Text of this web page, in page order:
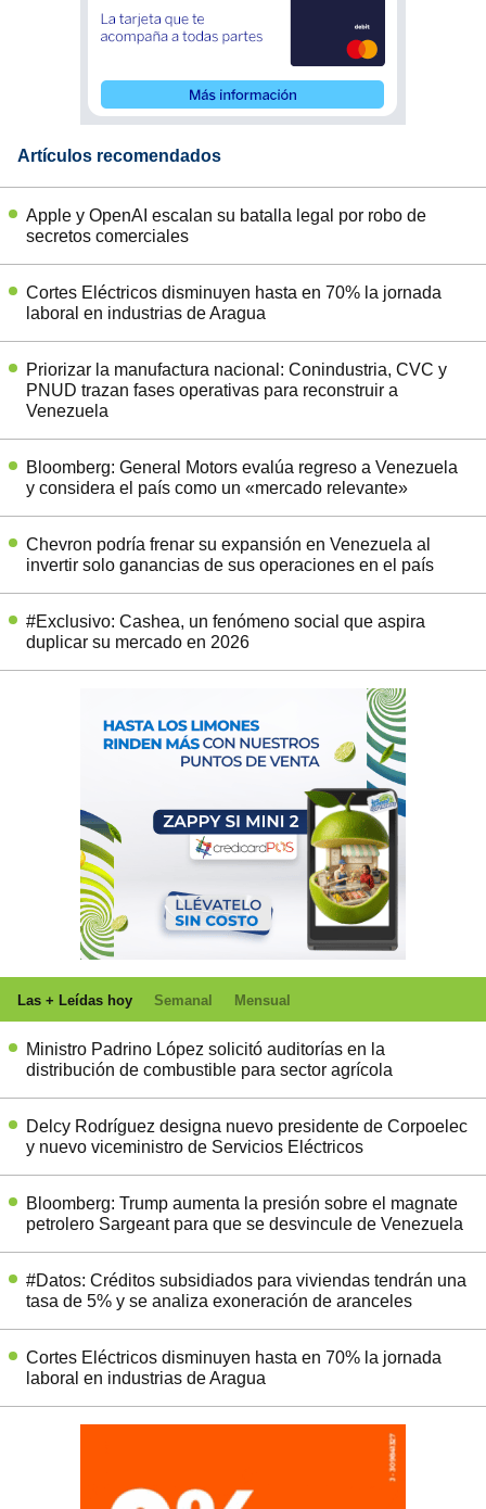
Artículos recomendados
Apple y OpenAI escalan su batalla legal por robo de
secretos comerciales
Cortes Eléctricos disminuyen hasta en 70% la jornada
laboral en industrias de Aragua
Priorizar la manufactura nacional: Conindustria, CVC y
PNUD trazan fases operativas para reconstruir a
Venezuela
Bloomberg: General Motors evalúa regreso a Venezuela
y considera el país como un «mercado relevante»
Chevron podría frenar su expansión en Venezuela al
invertir solo ganancias de sus operaciones en el país
#Exclusivo: Cashea, un fenómeno social que aspira
duplicar su mercado en 2026
Las + Leídas hoy Semanal Mensual
Ministro Padrino López solicitó auditorías en la
distribución de combustible para sector agrícola
Delcy Rodríguez designa nuevo presidente de Corpoelec
y nuevo viceministro de Servicios Eléctricos
Bloomberg: Trump aumenta la presión sobre el magnate
petrolero Sargeant para que se desvincule de Venezuela
#Datos: Créditos subsidiados para viviendas tendrán una
tasa de 5% y se analiza exoneración de aranceles
Cortes Eléctricos disminuyen hasta en 70% la jornada
laboral en industrias de Aragua